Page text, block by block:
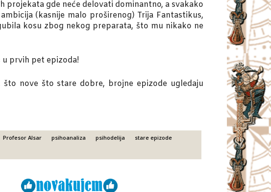
gde neće delovati dominantno, a svakako
(kasnije malo proširenog) Trija Fantastikus,
kosu zbog nekog preparata, što mu nikako ne
prvih pet epizoda!
što nove što stare dobre, brojne epizode ugledaju
Profesor Alsar psihoanaliza psihodelija
stare epizode